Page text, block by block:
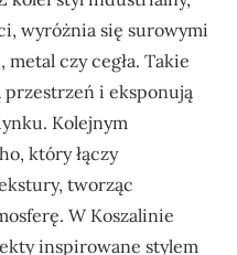
wyróżnia się surowymi
czy cegła. Takie
i eksponują
Kolejnym
który łączy
tworząc
W Koszalinie
inspirowane stylem